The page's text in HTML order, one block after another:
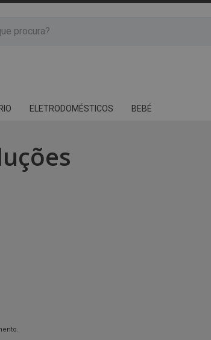
ELETRODOMÉSTICOS BEBÉ